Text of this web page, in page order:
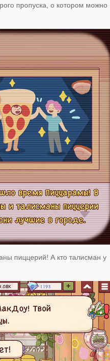
пропуска, о котором можно
пиццерий! А кто талисман у